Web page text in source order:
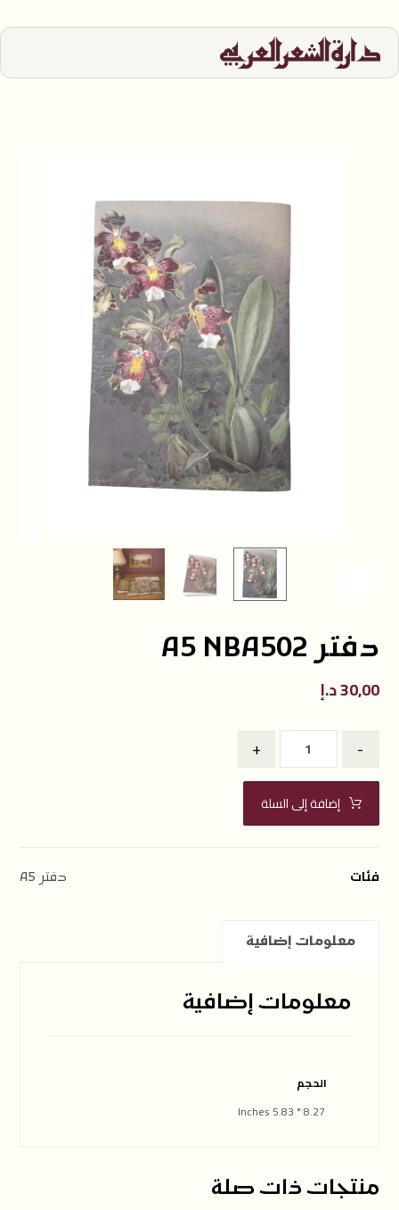
دفتر A5 NBA502
30,00د.إ
-
+
إضافة إلى السلة
فئات دفتر A5
معلومات إضافية
معلومات إضافية
الحجم
8.27 * 5.83 Inches
منتجات ذات صلة